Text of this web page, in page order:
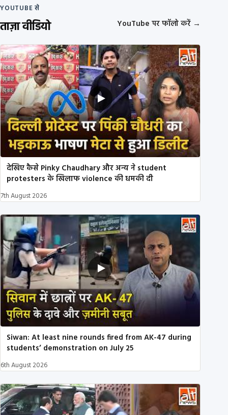
YOUTUBE से
ताज़ा वीडियो YouTube पर फॉलो करें →
देखिए कैसे Pinky Chaudhary और अन्य ने student
protesters के खिलाफ violence की धमकी दी
7th August 2026
Siwan: At least nine rounds fired from AK-47 during
students’ demonstration on July 25
6th August 2026